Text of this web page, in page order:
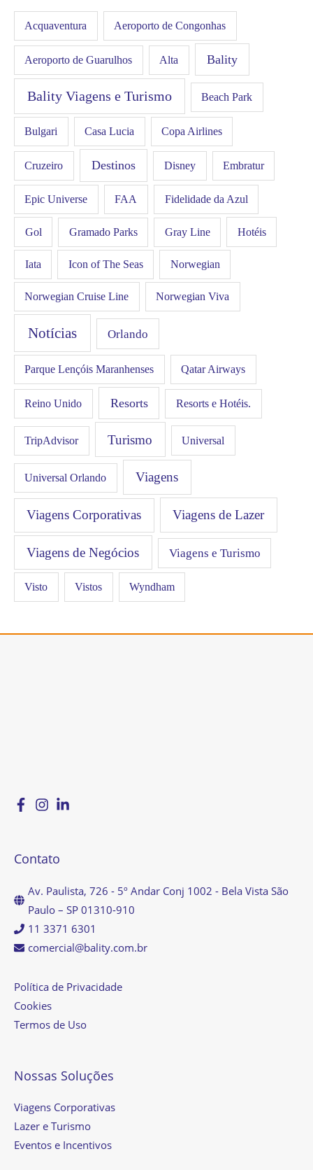
Acquaventura Aeroporto de Congonhas
Aeroporto de Guarulhos Alta Bality
Bality Viagens e Turismo Beach Park
Bulgari Casa Lucia Copa Airlines
Cruzeiro Destinos Disney Embratur
Epic Universe FAA Fidelidade da Azul
Gol Gramado Parks Gray Line Hotéis
Iata Icon of The Seas Norwegian
Norwegian Cruise Line Norwegian Viva
Notícias Orlando
Parque Lençóis Maranhenses Qatar Airways
Reino Unido Resorts Resorts e Hotéis.
TripAdvisor Turismo Universal
Universal Orlando Viagens
Viagens Corporativas Viagens de Lazer
Viagens de Negócios Viagens e Turismo
Visto Vistos Wyndham
Contato
Av. Paulista, 726 - 5º Andar Conj 1002 - Bela Vista São
Paulo – SP 01310-910
11 3371 6301
comercial@bality.com.br
Política de Privacidade
Cookies
Termos de Uso
Nossas Soluções
Viagens Corporativas
Lazer e Turismo
Eventos e Incentivos